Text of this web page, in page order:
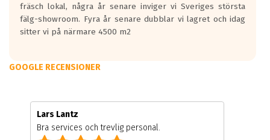
fräsch lokal, några år senare inviger vi Sveriges största
fälg-showroom. Fyra år senare dubblar vi lagret och idag
sitter vi på närmare 4500 m2
GOOGLE RECENSIONER
Lars Lantz
Bra services och trevlig personal.